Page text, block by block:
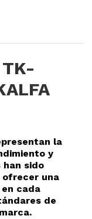
TK-
la
y
han sido
ofrecer una
cada
de